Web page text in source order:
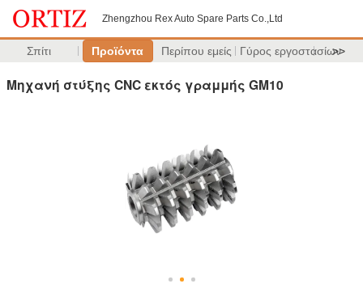
Zhengzhou Rex Auto Spare Parts Co.,Ltd
Σπίτι Προϊόντα Περίπου εμείς Γύρος εργοστασίων
>>
Μηχανή στύξης CNC εκτός γραμμής GM10